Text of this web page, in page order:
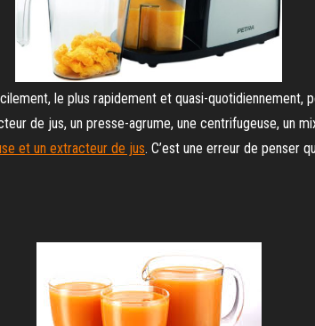
le plus rapidement et quasi-quotidiennement,
de jus, un presse-agrume, une centrifugeuse, un
et un extracteur de jus. C’est une erreur de penser